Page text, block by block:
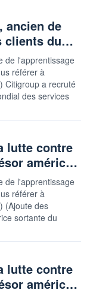
ancien de
clients du…
de l'apprentissage
référer à
Citigroup a recruté
des services
lutte contre
améric…
de l'apprentissage
référer à
(Ajoute des
sortante du
lutte contre
améric…